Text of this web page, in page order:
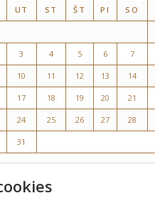
UT ST ŠT PI SO
3 4 5 6 7
10 11 12 13 14
17 18 19 20 21
24 25 26 27 28
31